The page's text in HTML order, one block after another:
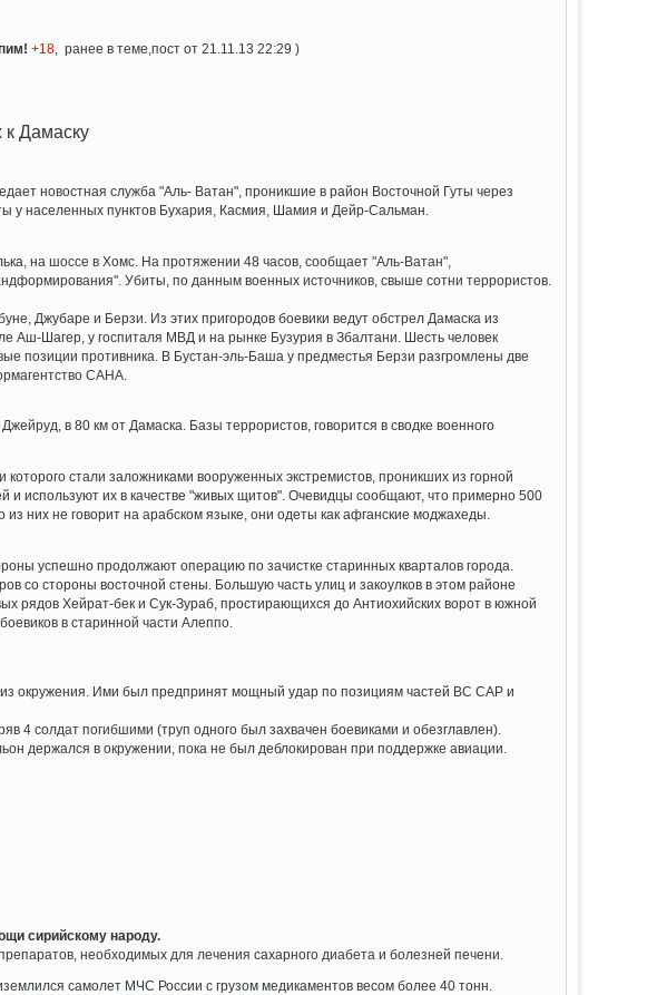
+18 , ранее в теме,пост от 21.11.13 22:29 )
к Дамаску
новостная служба "Аль- Ватан", проникшие в район Восточной Гуты через
у населенных пунктов Бухария, Касмия, Шамия и Дейр-Сальман.
на шоссе в Хомс. На протяжении 48 часов, сообщает "Аль-Ватан",
Убиты, по данным военных источников, свыше сотни террористов.
Джубаре и Берзи. Из этих пригородов боевики ведут обстрел Дамаска из
Аш-Шагер, у госпиталя МВД и на рынке Бузурия в Збалтани. Шесть человек
позиции противника. В Бустан-эль-Баша у предместья Берзи разгромлены две
САНА.
в 80 км от Дамаска. Базы террористов, говорится в сводке военного
стали заложниками вооруженных экстремистов, проникших из горной
и используют их в качестве "живых щитов". Очевидцы сообщают, что примерно 500
них не говорит на арабском языке, они одеты как афганские моджахеды.
успешно продолжают операцию по зачистке старинных кварталов города.
со стороны восточной стены. Большую часть улиц и закоулков в этом районе
рядов Хейрат-бек и Сук-Зураб, простирающихся до Антиохийских ворот в южной
в старинной части Алеппо.
из окружения. Ими был предпринят мощный удар по позициям частей ВС САР и
4 солдат погибшими (труп одного был захвачен боевиками и обезглавлен).
держался в окружении, пока не был деблокирован при поддержке авиации.
сирийскому народу.
необходимых для лечения сахарного диабета и болезней печени.
самолет МЧС России с грузом медикаментов весом более 40 тонн.